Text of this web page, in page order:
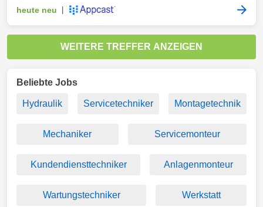
heute neu
WEITERE TREFFER ANZEIGEN
Beliebte Jobs
Hydraulik Servicetechniker Montagetechnik
Mechaniker Servicemonteur
Kundendiensttechniker Anlagenmonteur
Wartungstechniker Werkstatt